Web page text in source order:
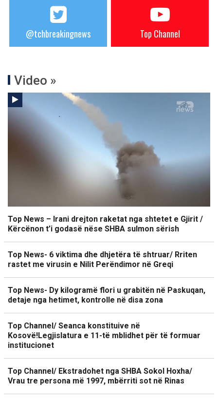
@tchbreakingnews Top Channel
Video »
Top News – Irani drejton raketat nga shtetet e Gjirit /
Kërcënon t’i godasë nëse SHBA sulmon sërish
Top News- 6 viktima dhe dhjetëra të shtruar/ Rriten
rastet me virusin e Nilit Perëndimor në Greqi
Top News- Dy kilogramë flori u grabitën në Paskuqan,
detaje nga hetimet, kontrolle në disa zona
Top Channel/ Seanca konstituive në
Kosovë!Legjislatura e 11-të mblidhet për të formuar
institucionet
Top Channel/ Ekstradohet nga SHBA Sokol Hoxha/
Vrau tre persona më 1997, mbërriti sot në Rinas